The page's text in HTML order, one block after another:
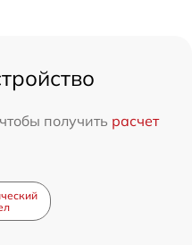
получить расчет